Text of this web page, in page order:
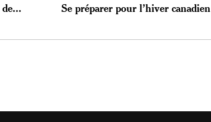
Se préparer pour l’hiver canadien